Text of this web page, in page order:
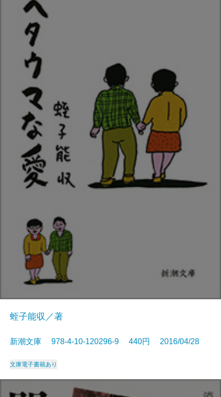
蛭子能収／著
新潮文庫 978-4-10-120296-9 440円 2016/04/28
文庫電子書籍あり